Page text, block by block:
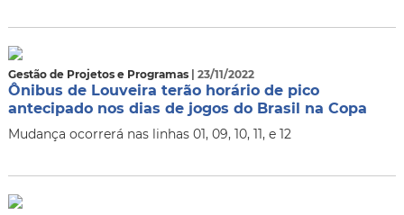
Gestão de Projetos e Programas | 23/11/2022
Ônibus de Louveira terão horário de pico
antecipado nos dias de jogos do Brasil na Copa
Mudança ocorrerá nas linhas 01, 09, 10, 11, e 12